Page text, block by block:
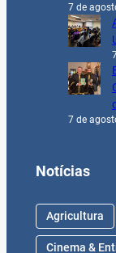
7 de
7 de
Notícias
Agricultura
Cinema &